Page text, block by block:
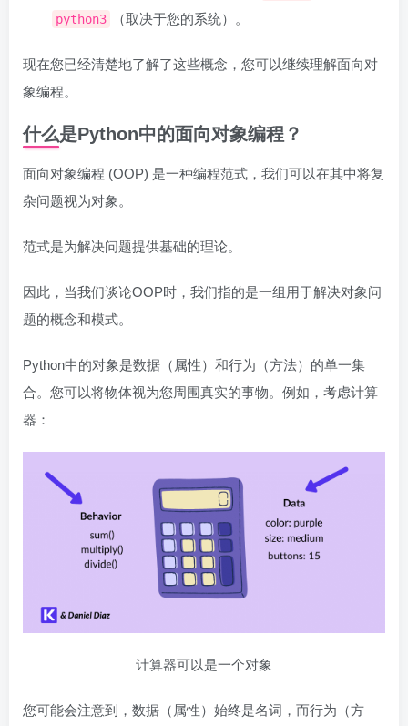
python3 （取决于您的系统）。
现在您已经清楚地了解了这些概念，您可以继续理解面向对
象编程。
什么是Python中的面向对象编程？
面向对象编程 (OOP) 是一种编程范式，我们可以在其中将复
杂问题视为对象。
范式是为解决问题提供基础的理论。
因此，当我们谈论OOP时，我们指的是一组用于解决对象问
题的概念和模式。
Python中的对象是数据（属性）和行为（方法）的单一集
合。您可以将物体视为您周围真实的事物。例如，考虑计算
器：
计算器可以是一个对象
您可能会注意到，数据（属性）始终是名词，而行为（方